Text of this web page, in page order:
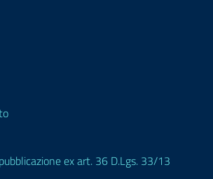
ex art. 36 D.Lgs. 33/13